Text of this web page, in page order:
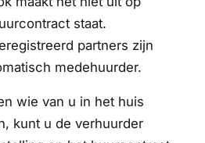
staat.
partners zijn
medehuurder.
wie van u in het huis
kunt u de verhuurder